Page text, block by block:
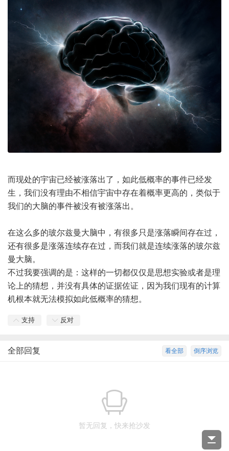
而现处的宇宙已经被涨落出了，如此低概率的事件已经发
生，我们没有理由不相信宇宙中存在着概率更高的，类似于
我们的大脑的事件被没有被涨落出。
在这么多的玻尔兹曼大脑中，有很多只是涨落瞬间存在过，
还有很多是涨落连续存在过，而我们就是连续涨落的玻尔兹
曼大脑。
不过我要强调的是：这样的一切都仅仅是思想实验或者是理
论上的猜想，并没有具体的证据佐证，因为我们现有的计算
机根本就无法模拟如此低概率的猜想。
支持 反对
倒序浏览
看全部
全部回复
暂无回复，快来抢沙发